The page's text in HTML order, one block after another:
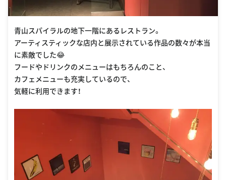
青山スパイラルの地下一階にあるレストラン。
アーティスティックな店内と展示されている作品の数々が本当
に素敵でした😂
フードやドリンクのメニューはもちろんのこと、
カフェメニューも充実しているので、
気軽に利用できます！